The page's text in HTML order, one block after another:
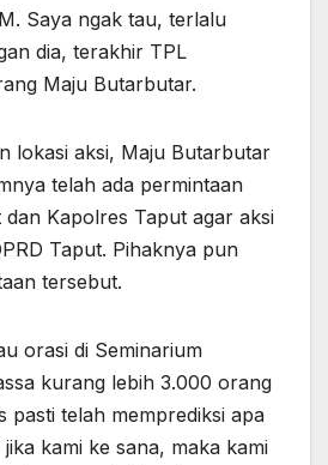
Saya ngak tau, terlalu
dia, terakhir TPL
Maju Butarbutar.
lokasi aksi, Maju Butarbutar
telah ada permintaan
Kapolres Taput agar aksi
Taput. Pihaknya pun
tersebut.
orasi di Seminarium
kurang lebih 3.000 orang
pasti telah memprediksi apa
kami ke sana, maka kami